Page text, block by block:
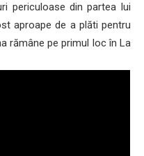
periculoase din partea lui
aproape de a plăti pentru
rămâne pe primul loc în La